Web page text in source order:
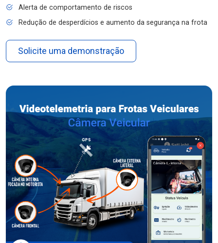
Alerta de comportamento de riscos
Redução de desperdícios e aumento da segurança na frota
Solicite uma demonstração